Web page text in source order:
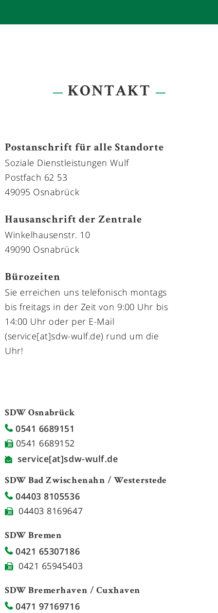
KONTAKT
Postanschrift für alle Standorte
Soziale Dienstleistungen Wulf
Postfach 62 53
49095 Osnabrück
Hausanschrift der Zentrale
Winkelhausenstr. 10
49090 Osnabrück
Bürozeiten
Sie erreichen uns telefonisch montags
bis freitags in der Zeit von 9:00 Uhr bis
14:00 Uhr oder per E-Mail
(service[at]sdw-wulf.de) rund um die
Uhr!
SDW Osnabrück
0541 6689151
0541 6689152
service[at]sdw-wulf.de
SDW Bad Zwischenahn / Westerstede
04403 8105536
04403 8169647
SDW Bremen
0421 65307186
0421 65945403
SDW Bremerhaven / Cuxhaven
0471 97169716